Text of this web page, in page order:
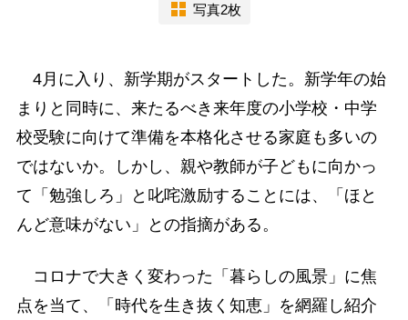
写真2枚
4月に入り、新学期がスタートした。新学年の始
まりと同時に、来たるべき来年度の小学校・中学
校受験に向けて準備を本格化させる家庭も多いの
ではないか。しかし、親や教師が子どもに向かっ
て「勉強しろ」と叱咤激励することには、「ほと
んど意味がない」との指摘がある。
コロナで大きく変わった「暮らしの風景」に焦
点を当て、「時代を生き抜く知恵」を網羅し紹介